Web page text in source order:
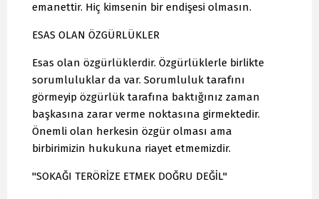
emanettir. Hiç kimsenin bir endişesi olmasın.
ESAS OLAN ÖZGÜRLÜKLER
Esas olan özgürlüklerdir. Özgürlüklerle birlikte
sorumluluklar da var. Sorumluluk tarafını
görmeyip özgürlük tarafına baktığınız zaman
başkasına zarar verme noktasına girmektedir.
Önemli olan herkesin özgür olması ama
birbirimizin hukukuna riayet etmemizdir.
"SOKAĞI TERÖRİZE ETMEK DOĞRU DEĞİL"